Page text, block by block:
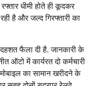
धीमी होते ही कूदकर
है और जल्द गिरफ्तारी का
फैला दी है. जानकारी के
ऑटो में कार्यरत दो कर्मचारी
का सामान खरीदने के